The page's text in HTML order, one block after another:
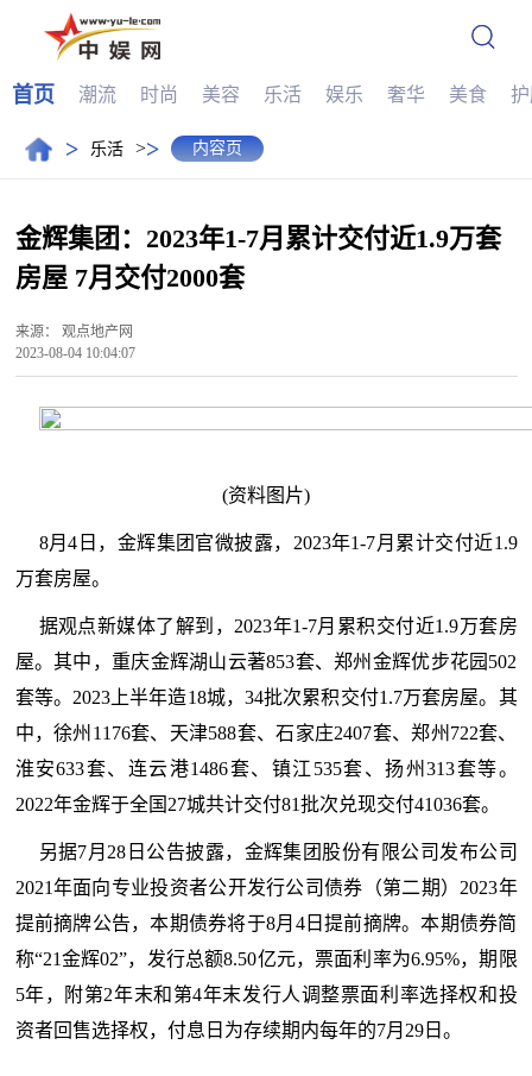
首页 潮流 时尚 美容 乐活 娱乐 奢华 美食
> 乐活 >> 内容页
金辉集团：2023年1-7月累计交付近1.9万套
房屋 7月交付2000套
来源： 观点地产网
2023-08-04 10:04:07
(资料图片)
8月4日，金辉集团官微披露，2023年1-7月累计交付近1.9
万套房屋。
据观点新媒体了解到，2023年1-7月累积交付近1.9万套房
屋。其中，重庆金辉湖山云著853套、郑州金辉优步花园502
套等。2023上半年造18城，34批次累积交付1.7万套房屋。其
中，徐州1176套、天津588套、石家庄2407套、郑州722套、
淮安633套、连云港1486套、镇江535套、扬州313套等。
2022年金辉于全国27城共计交付81批次兑现交付41036套。
另据7月28日公告披露，金辉集团股份有限公司发布公司
2021年面向专业投资者公开发行公司债券（第二期）2023年
提前摘牌公告，本期债券将于8月4日提前摘牌。本期债券简
称“21金辉02”，发行总额8.50亿元，票面利率为6.95%，期限
5年，附第2年末和第4年末发行人调整票面利率选择权和投
资者回售选择权，付息日为存续期内每年的7月29日。